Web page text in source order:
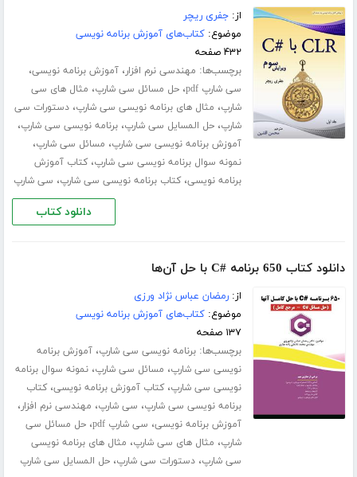
از:جفری ریچر
موضوع:کتاب‌های آموزش برنامه نویسی
۴۳۲ صفحه
برچسب‌ها: مهندسی نرم افزار،آموزش برنامه نویسی،
سی شارپ pdf ،حل مسائل سی شارپ، مثال های سی
شارپ، مثال های برنامه نویسی سی شارپ،دستورات سی
شارپ،حل المسایل سی شارپ،برنامه نویسی سی شارپ،
آموزش برنامه نویسی سی شارپ، مسائل سی شارپ،
نمونه سوال برنامه نویسی سی شارپ،کتاب آموزش
برنامه نویسی،کتاب برنامه نویسی سی شارپ، سی شارپ
دانلود کتاب
دانلود کتاب 650 برنامه #C با حل آن‌ها
از:رمضان عباس نژاد ورزی
موضوع:کتاب‌های آموزش برنامه نویسی
۱۳۷ صفحه
برچسب‌ها:برنامه نویسی سی شارپ،آموزش برنامه
نویسی سی شارپ، مسائل سی شارپ،نمونه سوال برنامه
نویسی سی شارپ،کتاب آموزش برنامه نویسی،کتاب
برنامه نویسی سی شارپ، سی شارپ، مهندسی نرم افزار،
آموزش برنامه نویسی، سی شارپ pdf ،حل مسائل سی
شارپ، مثال های سی شارپ، مثال های برنامه نویسی
سی شارپ،دستورات سی شارپ،حل المسایل سی شارپ